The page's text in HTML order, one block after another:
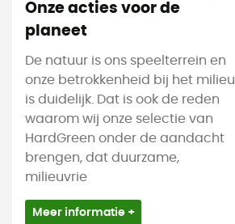
Onze acties voor de
planeet
De natuur is ons speelterrein en
onze betrokkenheid bij het milieu
is duidelijk. Dat is ook de reden
waarom wij onze selectie van
HardGreen onder de aandacht
brengen, dat duurzame,
milieuvrie
Meer informatie +